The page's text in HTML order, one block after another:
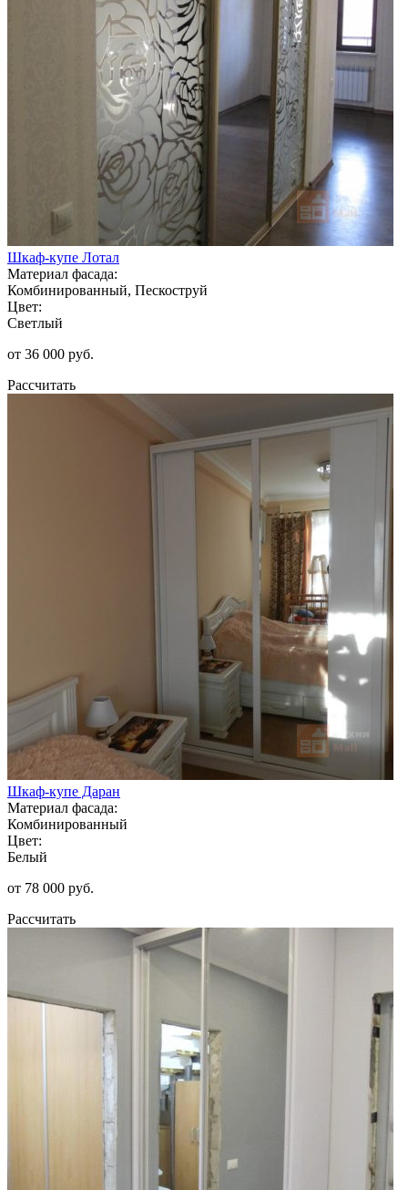
Шкаф-купе Лотал
Материал фасада:
Комбинированный, Пескоструй
Цвет:
Светлый
от 36 000 руб.
Рассчитать
Шкаф-купе Даран
Материал фасада:
Комбинированный
Цвет:
Белый
от 78 000 руб.
Рассчитать